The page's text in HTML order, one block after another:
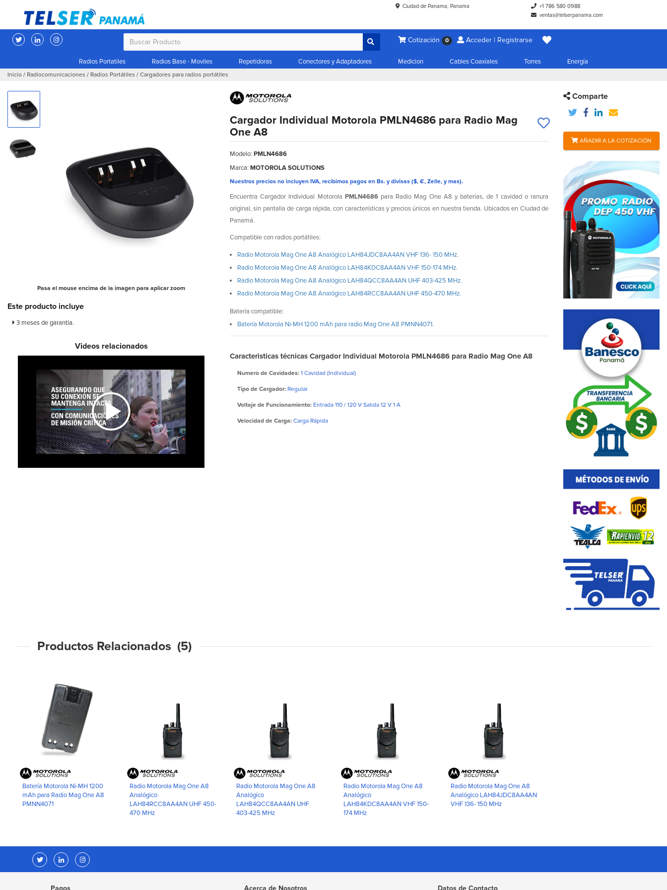
Ciudad de Panama, Panama
+1 786 580 0988
ventas@telserpanama.com
Cotización 0 Acceder | Registrarse
Radios Portatiles Radios Base - Moviles Repetidoras Conectores y Adaptadores Medicion Cables Coaxiales Torres Energía
Inicio / Radiocomunicaciones / Radios Portátiles / Cargadores para radios portátiles
Pasa el mouse encima de la imagen para aplicar zoom
Este producto incluye
3 meses de garantía.
Videos relacionados
Cargador Individual Motorola PMLN4686 para Radio Mag
One A8
Modelo: PMLN4686
Marca: MOTOROLA SOLUTIONS
Nuestros precios no incluyen IVA, recibimos pagos en Bs. y divisas ($, €, Zelle, y mas).
Encuentra Cargador Individual Motorola PMLN4686para Radio Mag One A8 y baterías, de 1 cavidad o ranura
original, sin pantalla de carga rápida, con características y precios únicos en nuestra tienda. Ubicados en Ciudad de
Panamá.
Compatible con radios portátiles:
Radio Motorola Mag One A8 Analógico LAH84JDC8AA4AN VHF 136- 150 MHz.
Radio Motorola Mag One A8 Analógico LAH84KDC8AA4AN VHF 150-174 MHz.
Radio Motorola Mag One A8 Analógico LAH84QCC8AA4AN UHF 403-425 MHz.
Radio Motorola Mag One A8 Analógico LAH84RCC8AA4AN UHF 450-470 MHz.
Batería compatible:
Batería Motorola Ni-MH 1200 mAh para radio Mag One A8 PMNN4071.
Caracteristicas técnicas Cargador Individual Motorola PMLN4686 para Radio Mag One A8
Numero de Cavidades: 1 Cavidad (Individual)
Tipo de Cargador: Regular
Voltaje de Funcionamiento: Entrada 110 / 120 V Salida 12 V 1 A
Velocidad de Carga: Carga Rápida
Comparte
AÑADIR A LA COTIZACIÓN
Productos Relacionados (5)
Batería Motorola Ni-MH 1200
mAh para Radio Mag One A8
PMNN4071
Radio Motorola Mag One A8
Analógico
LAH84RCC8AA4AN UHF 450-
470 MHz
Radio Motorola Mag One A8
Analógico
LAH84QCC8AA4AN UHF
403-425 MHz
Radio Motorola Mag One A8
Analógico
LAH84KDC8AA4AN VHF 150-
174 MHz
Radio Motorola Mag One A8
Analógico LAH84JDC8AA4AN
VHF 136- 150 MHz
Pagos Acerca de Nosotros Datos de Contacto